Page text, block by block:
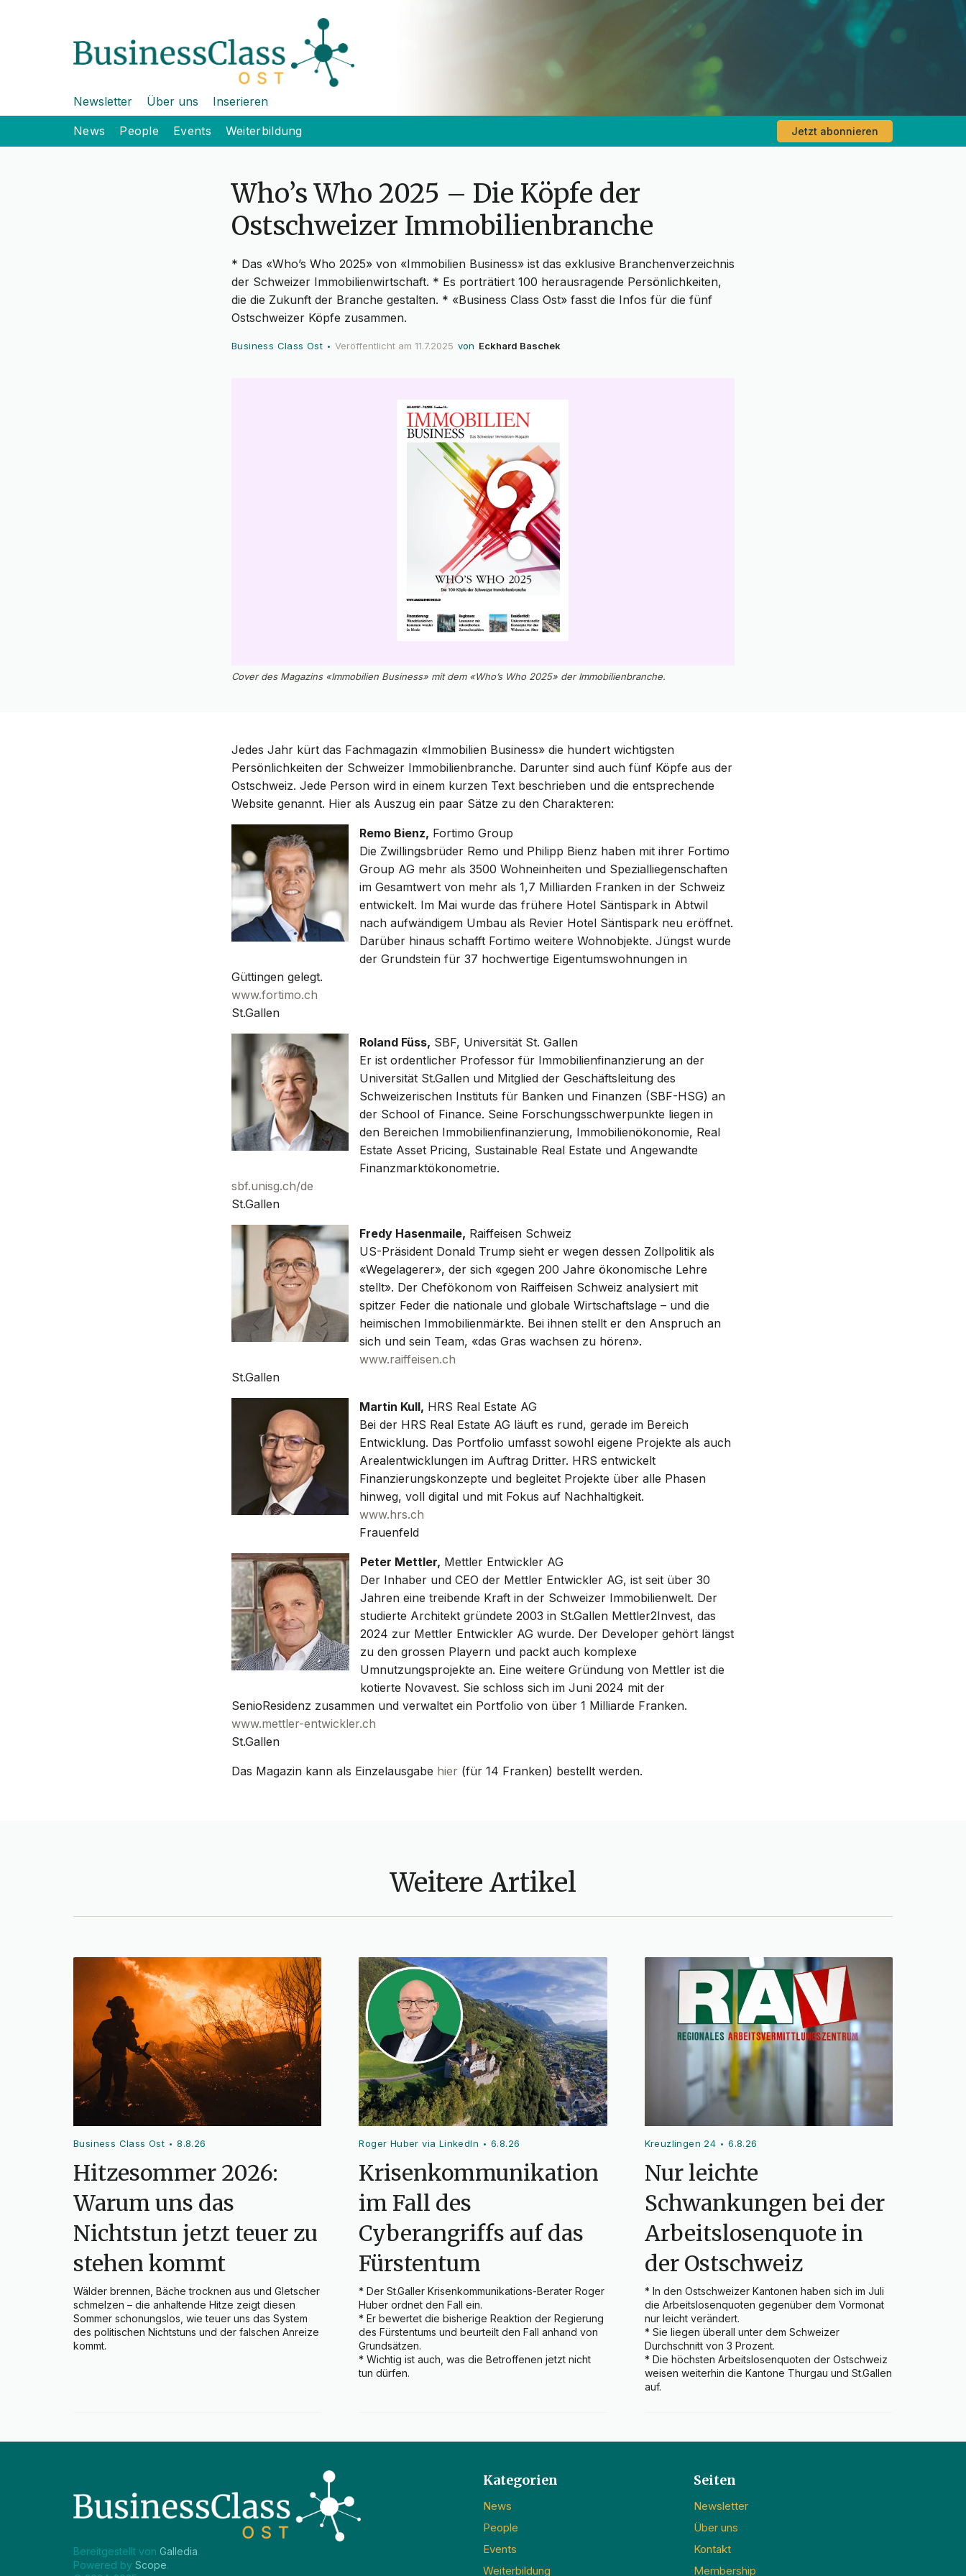
Newsletter Über uns Inserieren
News People Events Weiterbildung Jetzt abonnieren
Who’s Who 2025 – Die Köpfe der
Ostschweizer Immobilienbranche
* Das «Who’s Who 2025» von «Immobilien Business» ist das exklusive Branchenverzeichnis
der Schweizer Immobilienwirtschaft. * Es porträtiert 100 herausragende Persönlichkeiten,
die die Zukunft der Branche gestalten. * «Business Class Ost» fasst die Infos für die fünf
Ostschweizer Köpfe zusammen.
Business Class Ost •Veröffentlicht am 11.7.2025 von Eckhard Baschek
Cover des Magazins «Immobilien Business» mit dem «Who’s Who 2025» der Immobilienbranche.
Jedes Jahr kürt das Fachmagazin «Immobilien Business» die hundert wichtigsten
Persönlichkeiten der Schweizer Immobilienbranche. Darunter sind auch fünf Köpfe aus der
Ostschweiz. Jede Person wird in einem kurzen Text beschrieben und die entsprechende
Website genannt. Hier als Auszug ein paar Sätze zu den Charakteren:
Remo Bienz, Fortimo Group
Die Zwillingsbrüder Remo und Philipp Bienz haben mit ihrer Fortimo
Group AG mehr als 3500 Wohneinheiten und Spezialliegenschaften
im Gesamtwert von mehr als 1,7 Milliarden Franken in der Schweiz
entwickelt. Im Mai wurde das frühere Hotel Säntispark in Abtwil
nach aufwändigem Umbau als Revier Hotel Säntispark neu eröffnet.
Darüber hinaus schafft Fortimo weitere Wohnobjekte. Jüngst wurde
der Grundstein für 37 hochwertige Eigentumswohnungen in
Güttingen gelegt.
www.fortimo.ch
St.Gallen
Roland Füss, SBF, Universität St. Gallen
Er ist ordentlicher Professor für Immobilienfinanzierung an der
Universität St.Gallen und Mitglied der Geschäftsleitung des
Schweizerischen Instituts für Banken und Finanzen (SBF-HSG) an
der School of Finance. Seine Forschungsschwerpunkte liegen in
den Bereichen Immobilienfinanzierung, Immobilienökonomie, Real
Estate Asset Pricing, Sustainable Real Estate und Angewandte
Finanzmarktökonometrie.
sbf.unisg.ch/de
St.Gallen
Fredy Hasenmaile, Raiffeisen Schweiz
US-Präsident Donald Trump sieht er wegen dessen Zollpolitik als
«Wegelagerer», der sich «gegen 200 Jahre ökonomische Lehre
stellt». Der Chefökonom von Raiffeisen Schweiz analysiert mit
spitzer Feder die nationale und globale Wirtschaftslage – und die
heimischen Immobilienmärkte. Bei ihnen stellt er den Anspruch an
sich und sein Team, «das Gras wachsen zu hören».
www.raiffeisen.ch
St.Gallen
Martin Kull, HRS Real Estate AG
Bei der HRS Real Estate AG läuft es rund, gerade im Bereich
Entwicklung. Das Portfolio umfasst sowohl eigene Projekte als auch
Arealentwicklungen im Auftrag Dritter. HRS entwickelt
Finanzierungskonzepte und begleitet Projekte über alle Phasen
hinweg, voll digital und mit Fokus auf Nachhaltigkeit.
www.hrs.ch
Frauenfeld
Peter Mettler, Mettler Entwickler AG
Der Inhaber und CEO der Mettler Entwickler AG, ist seit über 30
Jahren eine treibende Kraft in der Schweizer Immobilienwelt. Der
studierte Architekt gründete 2003 in St.Gallen Mettler2Invest, das
2024 zur Mettler Entwickler AG wurde. Der Developer gehört längst
zu den grossen Playern und packt auch komplexe
Umnutzungsprojekte an. Eine weitere Gründung von Mettler ist die
kotierte Novavest. Sie schloss sich im Juni 2024 mit der
SenioResidenz zusammen und verwaltet ein Portfolio von über 1 Milliarde Franken.
www.mettler-entwickler.ch
St.Gallen
Das Magazin kann als Einzelausgabe hier (für 14 Franken) bestellt werden.
Weitere Artikel
Business Class Ost •8.8.26
Hitzesommer 2026:
Warum uns das
Nichtstun jetzt teuer zu
stehen kommt
Wälder brennen, Bäche trocknen aus und Gletscher
schmelzen – die anhaltende Hitze zeigt diesen
Sommer schonungslos, wie teuer uns das System
des politischen Nichtstuns und der falschen Anreize
kommt.
Roger Huber via LinkedIn • 6.8.26
Krisenkommunikation
im Fall des
Cyberangriffs auf das
Fürstentum
* Der St.Galler Krisenkommunikations-Berater Roger
Huber ordnet den Fall ein.
* Er bewertet die bisherige Reaktion der Regierung
des Fürstentums und beurteilt den Fall anhand von
Grundsätzen.
* Wichtig ist auch, was die Betroffenen jetzt nicht
tun dürfen.
Kreuzlingen 24 •6.8.26
Nur leichte
Schwankungen bei der
Arbeitslosenquote in
der Ostschweiz
* In den Ostschweizer Kantonen haben sich im Juli
die Arbeitslosenquoten gegenüber dem Vormonat
nur leicht verändert.
* Sie liegen überall unter dem Schweizer
Durchschnitt von 3 Prozent.
* Die höchsten Arbeitslosenquoten der Ostschweiz
weisen weiterhin die Kantone Thurgau und St.Gallen
auf.
Bereitgestellt von Galledia.
Powered by Scope.
Kategorien
News
People
Events
Weiterbildung
Seiten
Newsletter
Über uns
Kontakt
Membership